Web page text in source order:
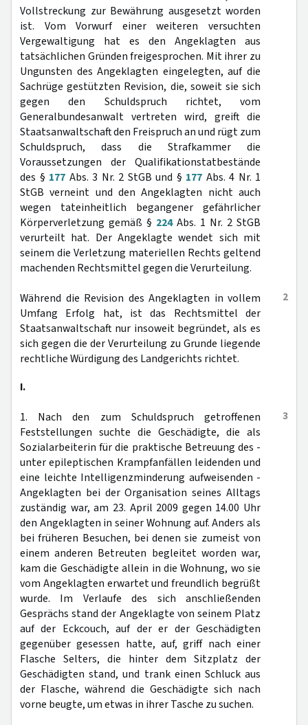
Vollstreckung zur Bewährung ausgesetzt worden
ist. Vom Vorwurf einer weiteren versuchten
Vergewaltigung hat es den Angeklagten aus
tatsächlichen Gründen freigesprochen. Mit ihrer zu
Ungunsten des Angeklagten eingelegten, auf die
Sachrüge gestützten Revision, die, soweit sie sich
gegen den Schuldspruch richtet, vom
Generalbundesanwalt vertreten wird, greift die
Staatsanwaltschaft den Freispruch an und rügt zum
Schuldspruch, dass die Strafkammer die
Voraussetzungen der Qualifikationstatbestände
des § 177 Abs. 3 Nr. 2 StGB und § 177 Abs. 4 Nr. 1
StGB verneint und den Angeklagten nicht auch
wegen tateinheitlich begangener gefährlicher
Körperverletzung gemäß § 224Abs. 1 Nr. 2 StGB
verurteilt hat. Der Angeklagte wendet sich mit
seinem die Verletzung materiellen Rechts geltend
machenden Rechtsmittel gegen die Verurteilung.
2
Während die Revision des Angeklagten in vollem
Umfang Erfolg hat, ist das Rechtsmittel der
Staatsanwaltschaft nur insoweit begründet, als es
sich gegen die der Verurteilung zu Grunde liegende
rechtliche Würdigung des Landgerichts richtet.
I.
3
1. Nach den zum Schuldspruch getroffenen
Feststellungen suchte die Geschädigte, die als
Sozialarbeiterin für die praktische Betreuung des -
unter epileptischen Krampfanfällen leidenden und
eine leichte Intelligenzminderung aufweisenden -
Angeklagten bei der Organisation seines Alltags
zuständig war, am 23. April 2009 gegen 14.00 Uhr
den Angeklagten in seiner Wohnung auf. Anders als
bei früheren Besuchen, bei denen sie zumeist von
einem anderen Betreuten begleitet worden war,
kam die Geschädigte allein in die Wohnung, wo sie
vom Angeklagten erwartet und freundlich begrüßt
wurde. Im Verlaufe des sich anschließenden
Gesprächs stand der Angeklagte von seinem Platz
auf der Eckcouch, auf der er der Geschädigten
gegenüber gesessen hatte, auf, griff nach einer
Flasche Selters, die hinter dem Sitzplatz der
Geschädigten stand, und trank einen Schluck aus
der Flasche, während die Geschädigte sich nach
vorne beugte, um etwas in ihrer Tasche zu suchen.